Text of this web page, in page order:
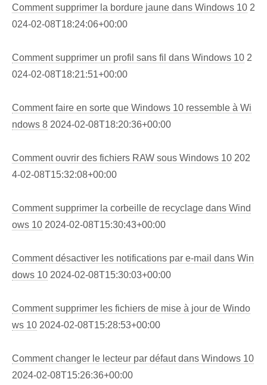
Comment supprimer la bordure jaune dans Windows 10 2
024-02-08T18:24:06+00:00
Comment supprimer un profil sans fil dans Windows 10 2
024-02-08T18:21:51+00:00
Comment faire en sorte que Windows 10 ressemble à Wi
ndows 8 2024-02-08T18:20:36+00:00
Comment ouvrir des fichiers RAW sous Windows 10 202
4-02-08T15:32:08+00:00
Comment supprimer la corbeille de recyclage dans Wind
ows 10 2024-02-08T15:30:43+00:00
Comment désactiver les notifications par e-mail dans Win
dows 10 2024-02-08T15:30:03+00:00
Comment supprimer les fichiers de mise à jour de Windo
ws 10 2024-02-08T15:28:53+00:00
Comment changer le lecteur par défaut dans Windows 10
2024-02-08T15:26:36+00:00